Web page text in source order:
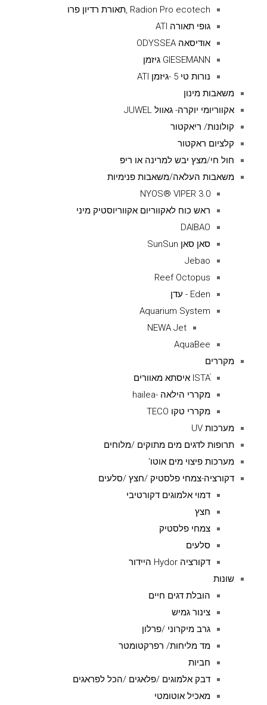
Radion Pro ecotech ,תאורת רדיון פרו
גופי תאורה ATI
אודיסאה ODYSSEA
GIESEMANN גיזמן
נורות טי 5 -גיזמן ATI
משאבות מינון
אקווריומי יוקרה- גאוול JUWEL
קולונות/ ריאקטור
קלציום ראקטור
חול חי/מצץ יבש למרינה או ריפ
משאבות העלאה/משאבות פנימיות
NYOS® VIPER 3.0
ראש כוח לאקווריום אקווריוסטיק מיני
DAIBAO
סאן סאן SunSun
Jebao
Reef Octopus
Eden - עדן
Aquarium System
NEWA Jet
AquaBee
מקררים
ISTAׁׂ איסתא מאוורים
מקררי הילאה -hailea
מקררי טקו TECO
מערכות UV
תרופות לדגים מים מתוקים /מלוחים
מערכות פיצוי מים אוטו'
דקורציה-צמחי פלסטיק /חצץ /סלעים
דמוי אלמוגים דקורטיבי
חצץ
צמחי פלסטיק
סלעים
דקורציה Hydor היידור
שונות
הובלת דגים חיים
צינור גמיש
גרב מיקרוני /פרלון
מד מליחות/ רפרקטומטר
חביות
דבק אלמוגים /פלאגים /הכל לפראגים
מאכיל אוטומטי